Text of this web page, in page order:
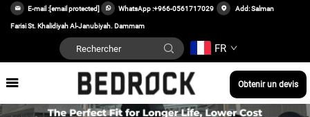
E-mail :[email protected] WhatsApp :+966-0561717029 Add: Salman
Farisi St. Khalidiyah Al-Janubiyah. Dammam
FR
Obtenir un devis